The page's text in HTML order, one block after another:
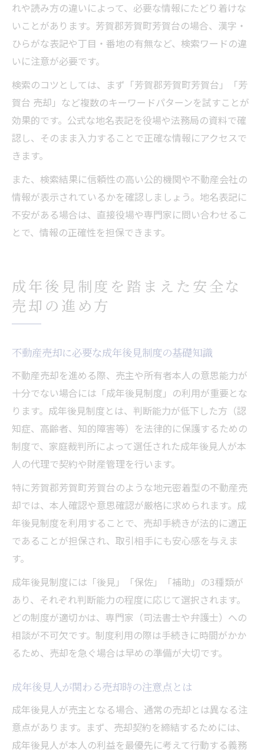
れや読み方の違いによって、必要な情報にたどり着けな
いことがあります。芳賀郡芳賀町芳賀台の場合、漢字・
ひらがな表記や丁目・番地の有無など、検索ワードの違
いに注意が必要です。
検索のコツとしては、まず「芳賀郡芳賀町芳賀台」「芳
賀台 売却」など複数のキーワードパターンを試すことが
効果的です。公式な地名表記を役場や法務局の資料で確
認し、そのまま入力することで正確な情報にアクセスで
きます。
また、検索結果に信頼性の高い公的機関や不動産会社の
情報が表示されているかを確認しましょう。地名表記に
不安がある場合は、直接役場や専門家に問い合わせるこ
とで、情報の正確性を担保できます。
成年後見制度を踏まえた安全な
売却の進め方
不動産売却に必要な成年後見制度の基礎知識
不動産売却を進める際、売主や所有者本人の意思能力が
十分でない場合には「成年後見制度」の利用が重要とな
ります。成年後見制度とは、判断能力が低下した方（認
知症、高齢者、知的障害等）を法律的に保護するための
制度で、家庭裁判所によって選任された成年後見人が本
人の代理で契約や財産管理を行います。
特に芳賀郡芳賀町芳賀台のような地元密着型の不動産売
却では、本人確認や意思確認が厳格に求められます。成
年後見制度を利用することで、売却手続きが法的に適正
であることが担保され、取引相手にも安心感を与えま
す。
成年後見制度には「後見」「保佐」「補助」の3種類が
あり、それぞれ判断能力の程度に応じて選択されます。
どの制度が適切かは、専門家（司法書士や弁護士）への
相談が不可欠です。制度利用の際は手続きに時間がかか
るため、売却を急ぐ場合は早めの準備が大切です。
成年後見人が関わる売却時の注意点とは
成年後見人が売主となる場合、通常の売却とは異なる注
意点があります。まず、売却契約を締結するためには、
成年後見人が本人の利益を最優先に考えて行動する義務